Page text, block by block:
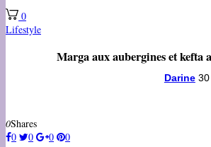
0
Lifestyle
Marga aux aubergines et kefta
Darine
0Shares
0
0 0 0